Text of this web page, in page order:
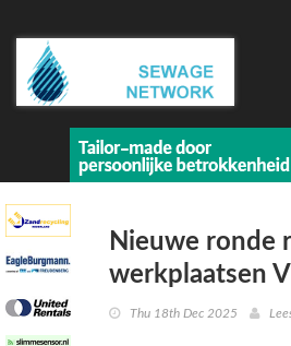
Nieuwe ronde
werkplaatsen
Thu 18th Dec 2025